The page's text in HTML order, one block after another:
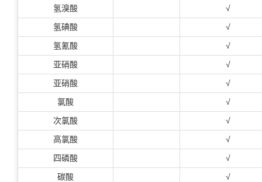
氢溴酸
√
氢碘酸
√
氢氰酸
√
亚硝酸
√
亚硝酸
√
氯酸
√
次氯酸
√
高氯酸
√
四磷酸
√
碳酸
√